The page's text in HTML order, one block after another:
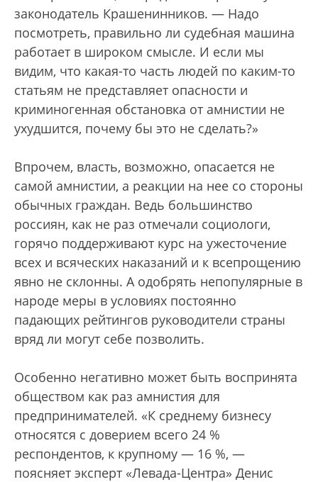
законодатель Крашенинников. — Надо
посмотреть, правильно ли судебная машина
работает в широком смысле. И если мы
видим, что какая-то часть людей по каким-то
статьям не представляет опасности и
криминогенная обстановка от амнистии не
ухудшится, почему бы это не сделать?»
Впрочем, власть, возможно, опасается не
самой амнистии, а реакции на нее со стороны
обычных граждан. Ведь большинство
россиян, как не раз отмечали социологи,
горячо поддерживают курс на ужесточение
всех и всяческих наказаний и к всепрощению
явно не склонны. А одобрять непопулярные в
народе меры в условиях постоянно
падающих рейтингов руководители страны
вряд ли могут себе позволить.
Особенно негативно может быть воспринята
обществом как раз амнистия для
предпринимателей. «К среднему бизнесу
относятся с доверием всего 24 %
респондентов, к крупному — 16 %, —
поясняет эксперт «Левада-Центра» Денис